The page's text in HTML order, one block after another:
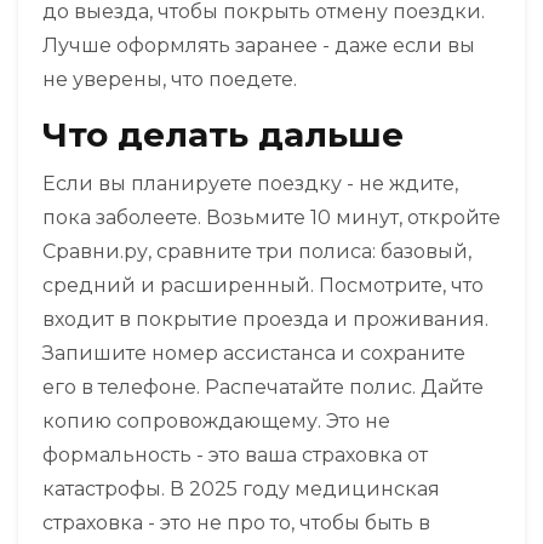
до выезда, чтобы покрыть отмену поездки.
Лучше оформлять заранее - даже если вы
не уверены, что поедете.
Что делать дальше
Если вы планируете поездку - не ждите,
пока заболеете. Возьмите 10 минут, откройте
Сравни.ру, сравните три полиса: базовый,
средний и расширенный. Посмотрите, что
входит в покрытие проезда и проживания.
Запишите номер ассистанса и сохраните
его в телефоне. Распечатайте полис. Дайте
копию сопровождающему. Это не
формальность - это ваша страховка от
катастрофы. В 2025 году медицинская
страховка - это не про то, чтобы быть в